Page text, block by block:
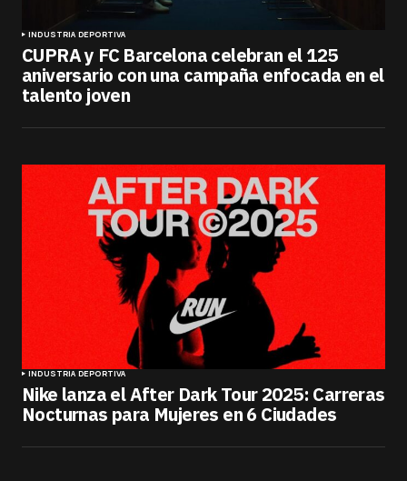
INDUSTRIA DEPORTIVA
CUPRA y FC Barcelona celebran el 125
aniversario con una campaña enfocada en el
talento joven
INDUSTRIA DEPORTIVA
Nike lanza el After Dark Tour 2025: Carreras
Nocturnas para Mujeres en 6 Ciudades